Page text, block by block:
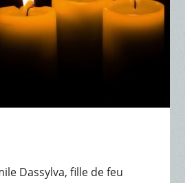
Dassylva, fille de feu